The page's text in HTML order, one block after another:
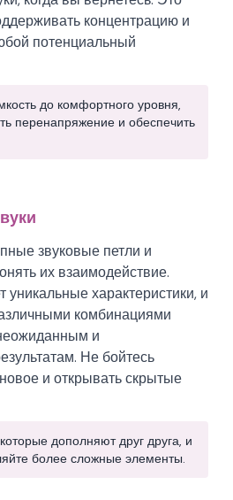
концентрацию и
потенциальный
до комфортного уровня,
перенапряжение и обеспечить
звуковые петли и
их взаимодействие.
уникальные характеристики, и
комбинациями
и
Не бойтесь
и открывать скрытые
дополняют друг друга, и
более сложные элементы.